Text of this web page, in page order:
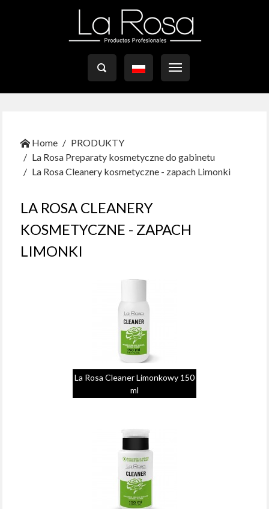

Home
PRODUKTY
La Rosa Preparaty kosmetyczne do gabinetu
La Rosa Cleanery kosmetyczne - zapach Limonki
LA ROSA CLEANERY
KOSMETYCZNE - ZAPACH
LIMONKI
La Rosa Cleaner Limonkowy 150
ml